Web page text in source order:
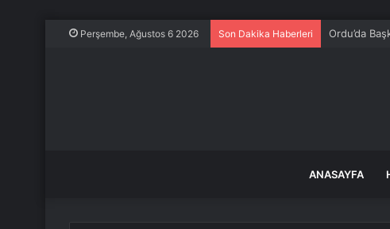
Perşembe, Ağustos 6 2026 Son Dakika Haberleri Ordu’da
ANASAYFA